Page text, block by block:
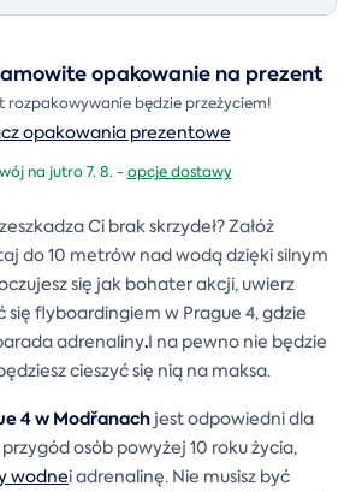
opakowanie na prezent
rozpakowywanie będzie przeżyciem!
opakowania prezentowe
na jutro 7. 8. -opcje dostawy
Ci brak skrzydeł? Załóż
do 10 metrów nad wodą dzięki silnym
się jak bohater akcji, uwierz
się flyboardingiem w Prague 4, gdzie
adrenaliny.I na pewno nie będzie
cieszyć się nią na maksa.
4 w Modřanach jest odpowiedni dla
osób powyżej 10 roku życia,
wodnei adrenalinę. Nie musisz być